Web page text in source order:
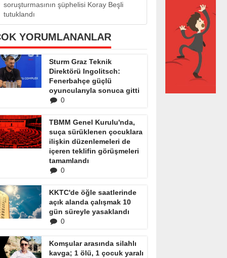
soruşturmasının şüphelisi Koray Beşli
tutuklandı
YORUMLANANLAR
Sturm Graz Teknik
Direktörü Ingolitsch:
Fenerbahçe güçlü
oyuncularıyla sonuca gitti
0
TBMM Genel Kurulu'nda,
suça sürüklenen çocuklara
ilişkin düzenlemeleri de
içeren teklifin görüşmeleri
tamamlandı
0
KKTC'de öğle saatlerinde
açık alanda çalışmak 10
gün süreyle yasaklandı
0
Komşular arasında silahlı
kavga; 1 ölü, 1 çocuk yaralı